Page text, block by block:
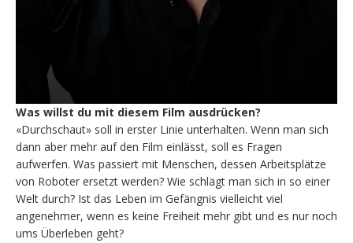
Was willst du mit diesem Film ausdrücken?
«Durchschaut» soll in erster Linie unterhalten. Wenn man sich
dann aber mehr auf den Film einlässt, soll es Fragen
aufwerfen. Was passiert mit Menschen, dessen Arbeitsplätze
von Roboter ersetzt werden? Wie schlägt man sich in so einer
Welt durch? Ist das Leben im Gefängnis vielleicht viel
angenehmer, wenn es keine Freiheit mehr gibt und es nur noch
ums Überleben geht?